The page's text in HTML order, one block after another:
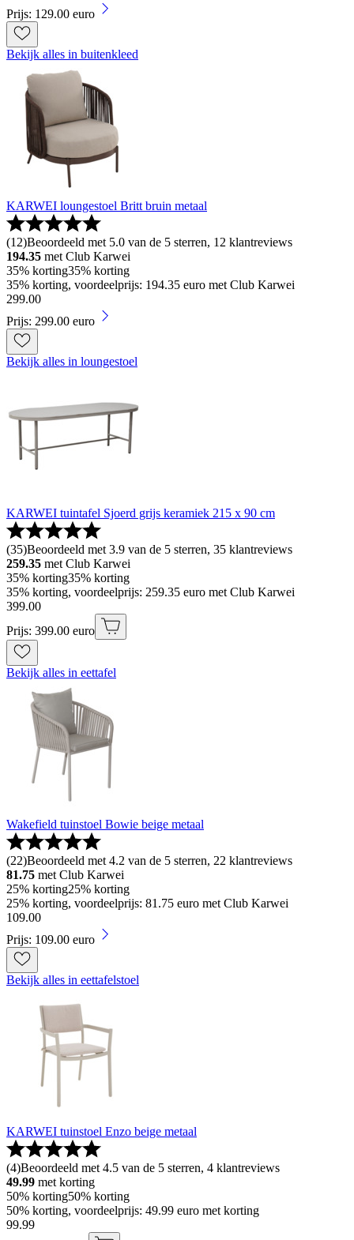
Prijs: 129.00 euro
Bekijk alles in buitenkleed
KARWEI loungestoel Britt bruin metaal
(12)Beoordeeld met 5.0 van de 5 sterren, 12 klantreviews
194.35 met Club Karwei
35% korting35% korting
35% korting, voordeelprijs: 194.35 euro met Club Karwei
299.00
Prijs: 299.00 euro
Bekijk alles in loungestoel
KARWEI tuintafel Sjoerd grijs keramiek 215 x 90 cm
(35)Beoordeeld met 3.9 van de 5 sterren, 35 klantreviews
259.35 met Club Karwei
35% korting35% korting
35% korting, voordeelprijs: 259.35 euro met Club Karwei
399.00
Prijs: 399.00 euro
Bekijk alles in eettafel
Wakefield tuinstoel Bowie beige metaal
(22)Beoordeeld met 4.2 van de 5 sterren, 22 klantreviews
81.75 met Club Karwei
25% korting25% korting
25% korting, voordeelprijs: 81.75 euro met Club Karwei
109.00
Prijs: 109.00 euro
Bekijk alles in eettafelstoel
KARWEI tuinstoel Enzo beige metaal
(4)Beoordeeld met 4.5 van de 5 sterren, 4 klantreviews
49.99 met korting
50% korting50% korting
50% korting, voordeelprijs: 49.99 euro met korting
99.99